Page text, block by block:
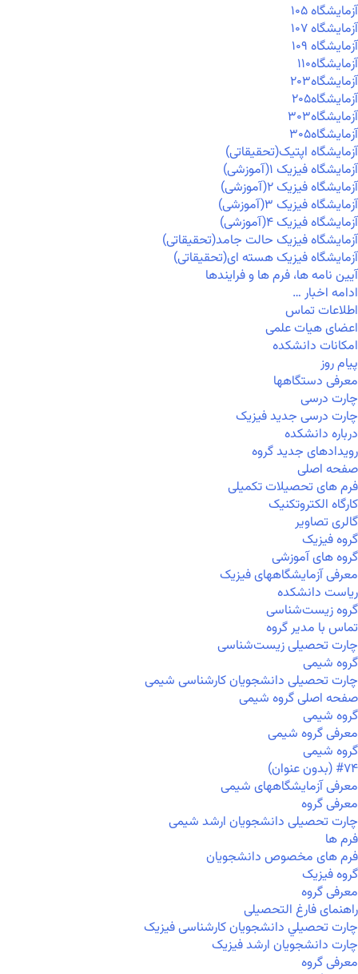
آزمايشگاه ۱۰۵
آزمايشگاه ۱۰۷
آزمايشگاه ۱۰۹
آزمايشگاه۱۱۰
آزمايشگاه۲۰۳
آزمايشگاه۲۰۵
آزمايشگاه۳۰۳
آزمايشگاه۳۰۵
آزمایشگاه اپتیک(تحقیقاتی)
آزمایشگاه فیزیک ۱(آموزشی)
آزمایشگاه فیزیک ۲(آموزشی)
آزمایشگاه فیزیک ۳(آموزشی)
آزمایشگاه فیزیک ۴(آموزشی)
آزمایشگاه فیزیک حالت جامد(تحقیقاتی)
آزمایشگاه فیزیک هسته ای(تحقیقاتی)
آیین نامه ها، فرم ها و فرایندها
ادامه اخبار …
اطلاعات تماس
اعضای هیات علمی
امکانات دانشکده
پیام روز
معرفی دستگاهها
چارت درسی
چارت درسی جدید فیزیک
درباره دانشکده
رویدادهای جدید گروه
صفحه اصلی
فرم های تحصیلات تکمیلی
کارگاه الکتروتکنیک
گالری تصاویر
گروه فیزیک
گروه های آموزشی
معرفی آزمایشگاههای فیزیک
ریاست دانشکده
گروه زیست‌شناسی
تماس با مدیر گروه
چارت تحصیلی زیست‌شناسی
گروه شیمی
چارت تحصیلی دانشجویان کارشناسی شیمی
صفحه اصلی گروه شیمی
گروه شیمی
معرفی گروه شیمی
گروه شیمی
#۷۴ (بدون عنوان)
معرفی آزمایشگاههای شیمی
معرفی گروه
چارت تحصیلی دانشجویان ارشد شیمی
فرم ها
فرم های مخصوص دانشجویان
گروه فیزیک
معرفی گروه
راهنمای فارغ التحصیلی
چارت تحصيلي دانشجویان کارشناسی فیزیک
چارت دانشجویان ارشد فیزیک
معرفی گروه